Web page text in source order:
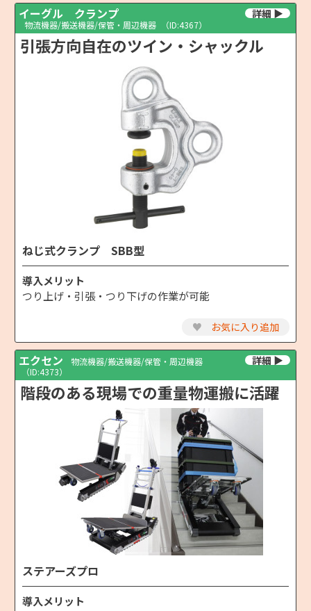
イーグル クランプ
物流機器/搬送機器/保管・周辺機器 （ID:4367）
引張方向自在のツイン・シャックル
ねじ式クランプ SBB型
導入メリット
つり上げ・引張・つり下げの作業が可能
♥ お気に入り追加
エクセン
物流機器/搬送機器/保管・周辺機器
（ID:4373）
階段のある現場での重量物運搬に活躍
ステアーズプロ
導入メリット